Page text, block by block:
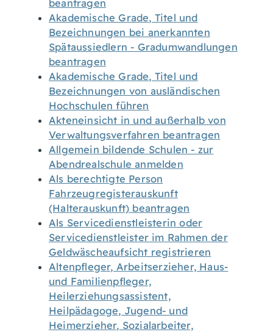
beantragen
Akademische Grade, Titel und
Bezeichnungen bei anerkannten
Spätaussiedlern - Gradumwandlungen
beantragen
Akademische Grade, Titel und
Bezeichnungen von ausländischen
Hochschulen führen
Akteneinsicht in und außerhalb von
Verwaltungsverfahren beantragen
Allgemein bildende Schulen - zur
Abendrealschule anmelden
Als berechtigte Person
Fahrzeugregisterauskunft
(Halterauskunft) beantragen
Als Servicedienstleisterin oder
Servicedienstleister im Rahmen der
Geldwäscheaufsicht registrieren
Altenpfleger, Arbeitserzieher, Haus-
und Familienpfleger,
Heilerziehungsassistent,
Heilpädagoge, Jugend- und
Heimerzieher, Sozialarbeiter,